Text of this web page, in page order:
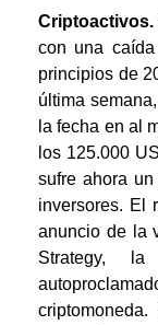
Criptoactivos.
con una
principios de
última
la fecha en al
los 125.000
sufre ahora
inversores. El
anuncio de la
Strategy,